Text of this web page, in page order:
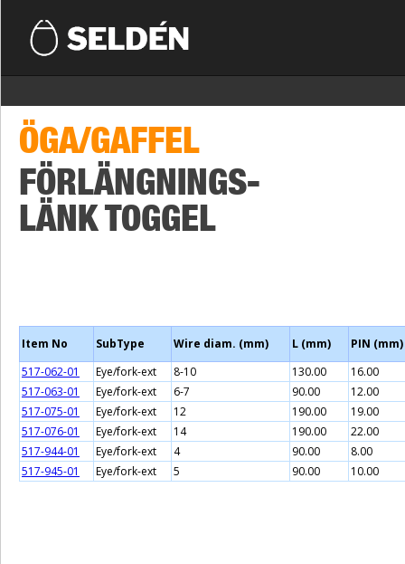
ÖGA/GAFFEL
FÖRLÄNGNINGS-
LÄNK TOGGEL
Item No SubType Wire diam. (mm) L (mm)
PIN (mm)
517-062-01
Eye/fork-ext 8-10 130.00
16.00
517-063-01
Eye/fork-ext 6-7 90.00
12.00
517-075-01
Eye/fork-ext 12 190.00
19.00
517-076-01
Eye/fork-ext 14 190.00
22.00
517-944-01
Eye/fork-ext 4 90.00
8.00
517-945-01
Eye/fork-ext 5 90.00 10.00